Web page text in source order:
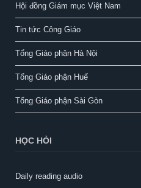
Hội đồng Giám mục Việt Nam
Tin tức Công Giáo
Tổng Giáo phận Hà Nội
Tổng Giáo phận Huế
Tổng Giáo phận Sài Gòn
HỌC HỎI
Daily reading audio